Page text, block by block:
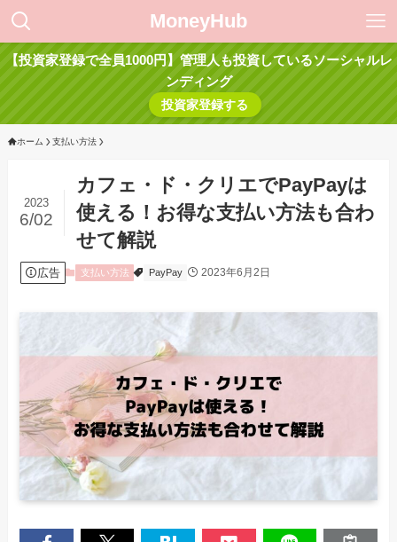
MoneyHub
【投資家登録で全員1000円】管理人も投資しているソーシャルレ
ンディング
投資家登録する
ホーム 支払い方法
カフェ・ド・クリエでPayPayは
使える！お得な支払い方法も合わ
せて解説
2023
6/02
広告 支払い方法 PayPay 2023年6月2日